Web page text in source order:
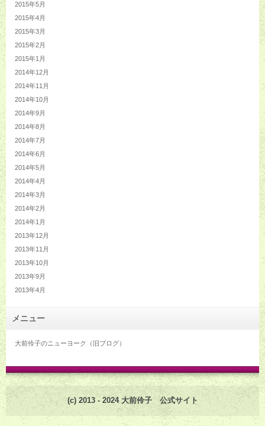
2015年5月
2015年4月
2015年3月
2015年2月
2015年1月
2014年12月
2014年11月
2014年10月
2014年9月
2014年8月
2014年7月
2014年6月
2014年5月
2014年4月
2014年3月
2014年2月
2014年1月
2013年12月
2013年11月
2013年10月
2013年9月
2013年4月
メニュー
大前伶子のニューヨーク（旧ブログ）
(c) 2013 - 2024 大前伶子 公式サイト